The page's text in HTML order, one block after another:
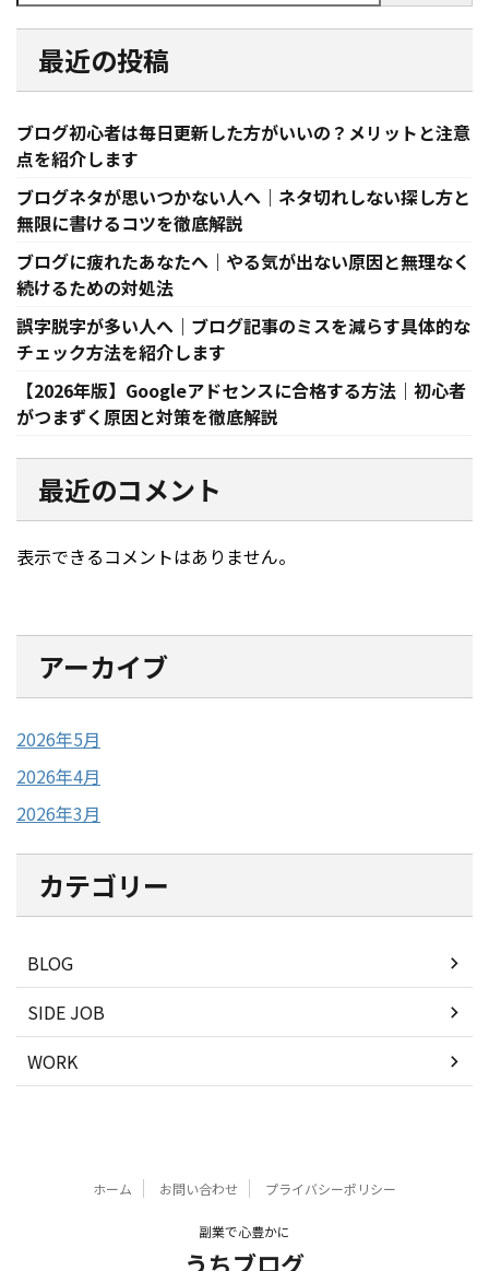
最近の投稿
ブログ初心者は毎日更新した方がいいの？メリットと注意
点を紹介します
ブログネタが思いつかない人へ｜ネタ切れしない探し方と
無限に書けるコツを徹底解説
ブログに疲れたあなたへ｜やる気が出ない原因と無理なく
続けるための対処法
誤字脱字が多い人へ｜ブログ記事のミスを減らす具体的な
チェック方法を紹介します
【2026年版】Googleアドセンスに合格する方法｜初心者
がつまずく原因と対策を徹底解説
最近のコメント
表示できるコメントはありません。
アーカイブ
2026年5月
2026年4月
2026年3月
カテゴリー
BLOG
SIDE JOB
WORK
ホーム お問い合わせ プライバシーポリシー
副業で心豊かに
うちブログ